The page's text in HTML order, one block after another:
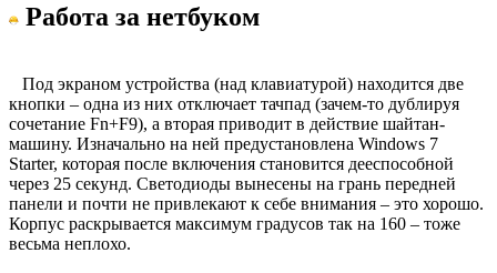
Работа за нетбуком
Под экраном устройства (над клавиатурой) находится две
кнопки – одна из них отключает тачпад (зачем-то дублируя
сочетание Fn+F9), а вторая приводит в действие шайтан-
машину. Изначально на ней предустановлена Windows 7
Starter, которая после включения становится дееспособной
через 25 секунд. Светодиоды вынесены на грань передней
панели и почти не привлекают к себе внимания – это хорошо.
Корпус раскрывается максимум градусов так на 160 – тоже
весьма неплохо.